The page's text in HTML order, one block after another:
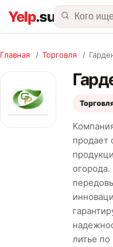
Главная / Торговля /
продает
литье по